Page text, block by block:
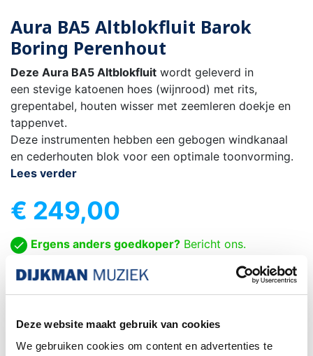
Deze website maakt gebruik van cookies
We gebruiken cookies om content en advertenties te
Aura BA5 Altblokfluit Barok
Boring Perenhout
Deze Aura BA5 Altblokfluit wordt geleverd in
een stevige katoenen hoes (wijnrood) met rits,
grepentabel, houten wisser met zeemleren doekje en
tappenvet.
Deze instrumenten hebben een gebogen windkanaal
en cederhouten blok voor een optimale toonvorming.
Lees verder
€ 249,00
Ergens anders goedkoper? Bericht ons.
- +  IN WINKELWAGEN
 1 - 5 werkdagen